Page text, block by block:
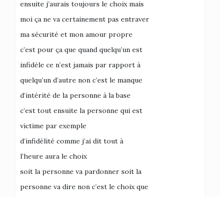
ensuite j’aurais toujours le choix mais
moi ça ne va certainement pas entraver
ma sécurité et mon amour propre
c’est pour ça que quand quelqu’un est
infidèle ce n’est jamais par rapport à
quelqu’un d’autre non c’est le manque
d’intérité de la personne à la base
c’est tout ensuite la personne qui est
victime par exemple
d’infidélité comme j’ai dit tout à
l’heure aura le choix
soit la personne va pardonner soit la
personne va dire non c’est le choix que